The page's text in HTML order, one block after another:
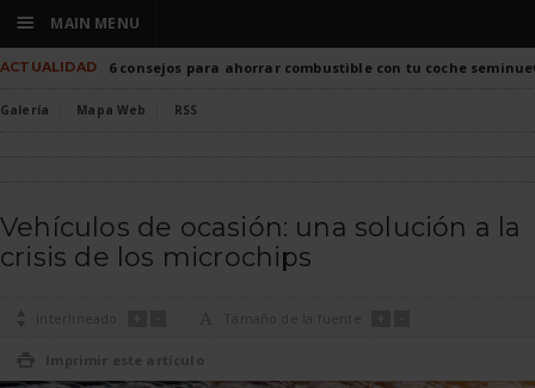
ACTUALIDAD 6 consejos para ahorrar combustible con tu coche
Galería Mapa Web RSS
Vehículos de ocasión: una solución a la
crisis de los microchips
 Imprimir este artículo
☰ MAIN MENU